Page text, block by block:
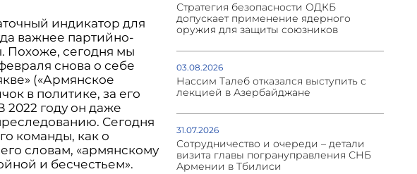
индикатор для
важнее партийно-
Похоже, сегодня мы
снова о себе
(«Армянское
в политике, за его
2022 году он даже
Сегодня
команды, как о
словам, «армянскому
и бесчестьем».
Стратегия безопасности ОДКБ
допускает применение ядерного
оружия для защиты союзников
03.08.2026
Нассим Талеб отказался выступить с
лекцией в Азербайджане
31.07.2026
Сотрудничество и очереди – детали
визита главы погрануправления СНБ
Армении в Тбилиси